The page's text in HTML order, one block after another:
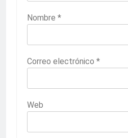
Nombre *
Correo electrónico *
Web